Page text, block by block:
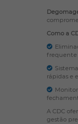
Como a
frequente
rápidas e
A CDC
gestão